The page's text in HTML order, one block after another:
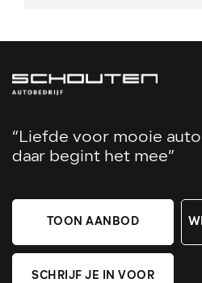
“Liefde voor mooie
daar begint het mee”
TOON AANBOD
SCHRIJF JE IN VOOR